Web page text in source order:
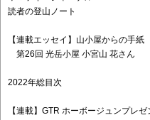
読者の登山ノート
【連載エッセイ】山小屋からの手紙
第26回 光岳小屋 小宮山 花さん
2022年総目次
【連載】GTR ホーボージュンプレゼ